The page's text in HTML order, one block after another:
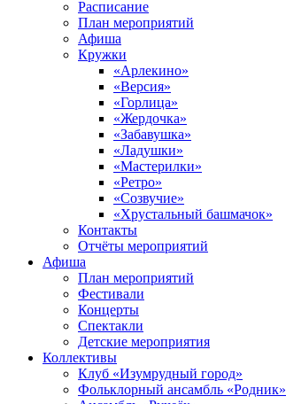
Расписание
План мероприятий
Афиша
Кружки
«Арлекино»
«Версия»
«Горлица»
«Жердочка»
«Забавушка»
«Ладушки»
«Мастерилки»
«Ретро»
«Созвучие»
«Хрустальный башмачок»
Контакты
Отчёты мероприятий
Афиша
План мероприятий
Фестивали
Концерты
Спектакли
Детские мероприятия
Коллективы
Клуб «Изумрудный город»
Фольклорный ансамбль «Родник»